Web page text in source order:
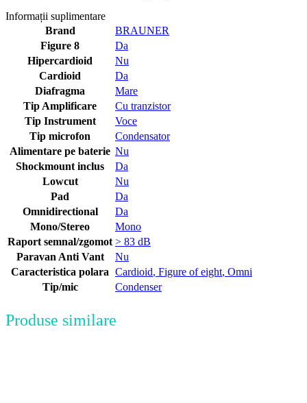
Informații suplimentare
Brand
BRAUNER
Figure 8
Da
Hipercardioid
Nu
Cardioid
Da
Diafragma
Mare
Tip Amplificare
Cu tranzistor
Tip Instrument
Voce
Tip microfon
Condensator
Alimentare pe baterie Nu
Shockmount inclus
Da
Lowcut
Nu
Pad
Da
Omnidirectional
Da
Mono/Stereo
Mono
Raport semnal/zgomot > 83 dB
Paravan Anti Vant
Nu
Caracteristica polara Cardioid, Figure of eight, Omni
Tip/mic
Condenser
Produse similare